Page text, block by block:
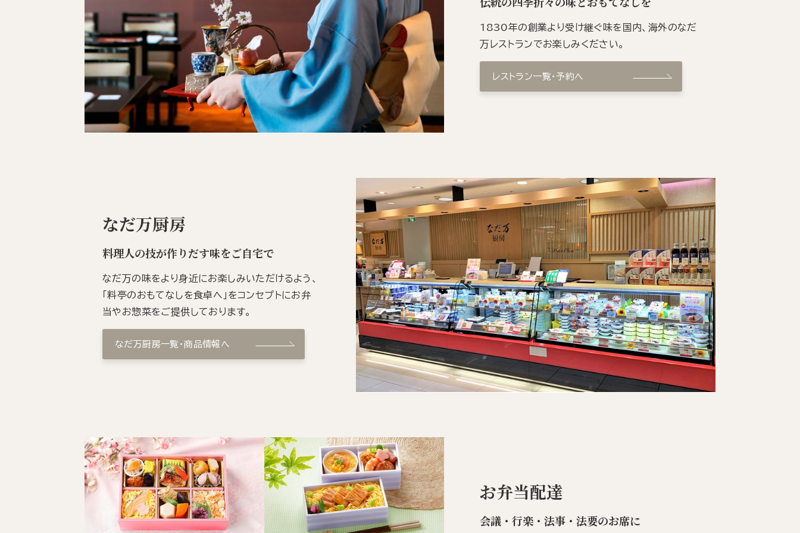
1830年の創業より受け継ぐ味を国内、海外のなだ
万レストランでお楽しみください。
レストラン一覧・予約へ
なだ万厨房
料理人の技が作りだす味をご自宅で
なだ万の味をより身近にお楽しみいただけるよう、
「料亭のおもてなしを食卓へ」をコンセプトにお弁
当やお惣菜をご提供しております。
なだ万厨房一覧・商品情報へ
お弁当配達
会議・行楽・法事・法要のお席に